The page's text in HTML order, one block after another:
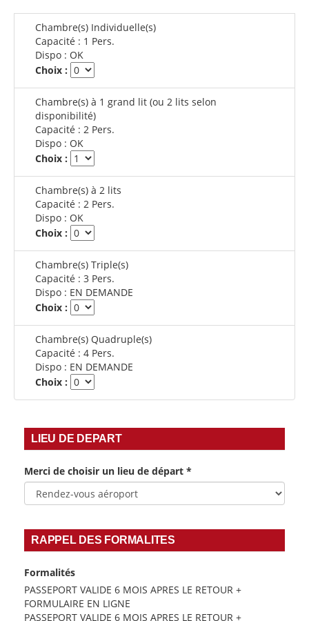
Chambre(s) Individuelle(s)
Capacité : 1 Pers.
Dispo : OK
Choix :
Chambre(s) à 1 grand lit (ou 2 lits selon
disponibilité)
Capacité : 2 Pers.
Dispo : OK
Choix :
Chambre(s) à 2 lits
Capacité : 2 Pers.
Dispo : OK
Choix :
Chambre(s) Triple(s)
Capacité : 3 Pers.
Dispo : EN DEMANDE
Choix :
Chambre(s) Quadruple(s)
Capacité : 4 Pers.
Dispo : EN DEMANDE
Choix :
LIEU DE DEPART
Merci de choisir un lieu de départ *
RAPPEL DES FORMALITES
Formalités
PASSEPORT VALIDE 6 MOIS APRES LE RETOUR +
FORMULAIRE EN LIGNE
PASSEPORT VALIDE 6 MOIS APRES LE RETOUR +